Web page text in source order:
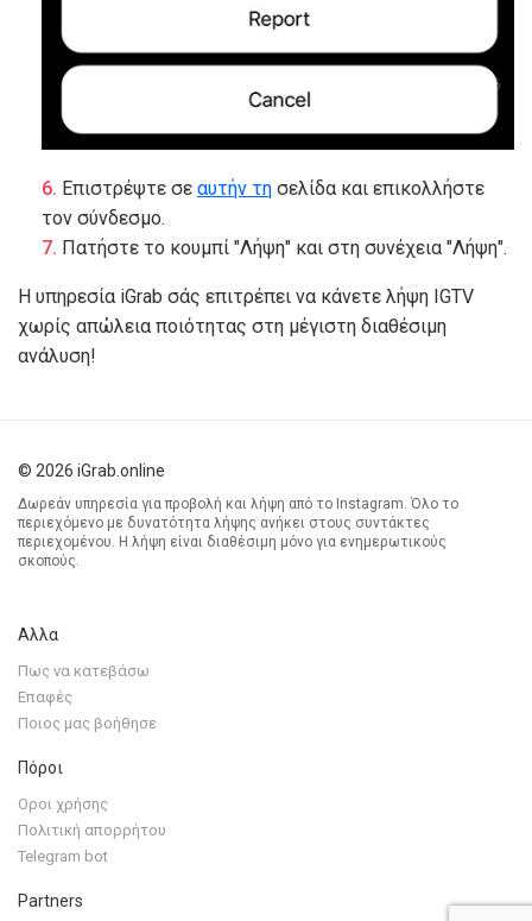
Επιστρέψτε σε αυτήν τη σελίδα και επικολλήστε
τον σύνδεσμο.
Πατήστε το κουμπί "Λήψη" και στη συνέχεια "Λήψη".
Η υπηρεσία iGrab σάς επιτρέπει να κάνετε λήψη IGTV
χωρίς απώλεια ποιότητας στη μέγιστη διαθέσιμη
ανάλυση!
© 2026 iGrab.online
Δωρεάν υπηρεσία για προβολή και λήψη από το Instagram. Όλο το
περιεχόμενο με δυνατότητα λήψης ανήκει στους συντάκτες
περιεχομένου. Η λήψη είναι διαθέσιμη μόνο για ενημερωτικούς
σκοπούς.
Αλλα
Πως να κατεβάσω
Επαφές
Ποιος μας βοήθησε
Πόροι
Οροι χρήσης
Πολιτική απορρήτου
Telegram bot
Partners